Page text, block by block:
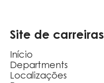
Site de carreiras
Início
Departments
Localizações